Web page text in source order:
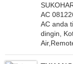
AC
AC anda
dingin,